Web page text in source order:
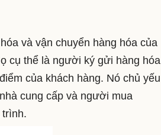
và vận chuyển hàng hóa của
cụ thể là người ký gửi hàng hóa
của khách hàng. Nó chủ yếu
cung cấp và người mua